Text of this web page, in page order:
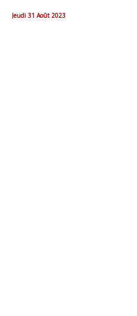
Jeudi 31 Août 2023